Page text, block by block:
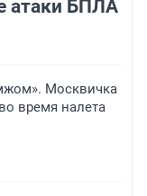
атаки БПЛА
Москвичка
время налета